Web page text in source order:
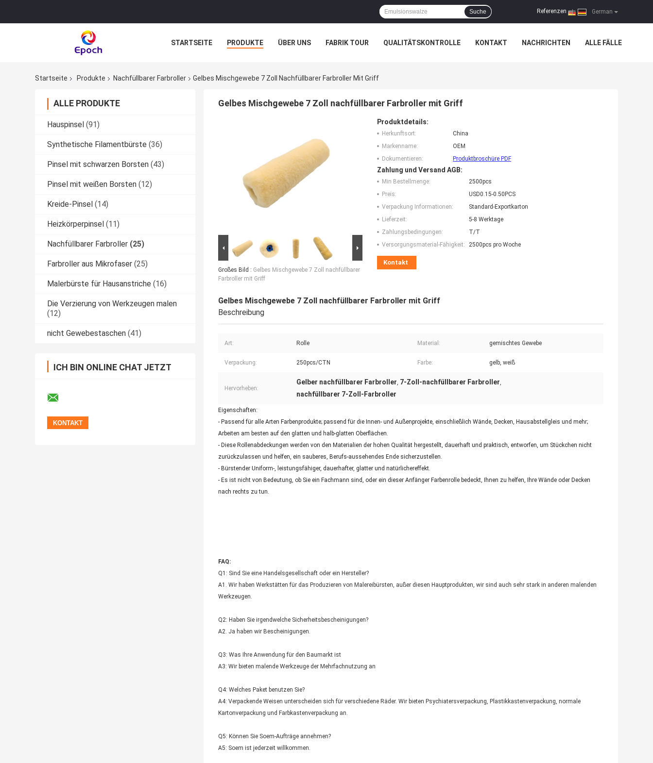
German
Referenzen |
Suche
STARTSEITE PRODUKTE ÜBER UNS FABRIK TOUR QUALITÄTSKONTROLLE KONTAKT NACHRICHTEN ALLE FÄLLE
Startseite Produkte Nachfüllbarer Farbroller Gelbes Mischgewebe 7 Zoll Nachfüllbarer Farbroller Mit Griff
ALLE PRODUKTE
Hauspinsel (91)
Synthetische Filamentbürste (36)
Pinsel mit schwarzen Borsten (43)
Pinsel mit weißen Borsten (12)
Kreide-Pinsel (14)
Heizkörperpinsel (11)
Nachfüllbarer Farbroller (25)
Farbroller aus Mikrofaser (25)
Malerbürste für Hausanstriche (16)
Die Verzierung von Werkzeugen malen
(12)
nicht Gewebestaschen (41)
ICH BIN ONLINE CHAT JETZT
Gelbes Mischgewebe 7 Zoll nachfüllbarer Farbroller mit Griff
Großes Bild : Gelbes Mischgewebe 7 Zoll nachfüllbarer
Farbroller mit Griff
Produktdetails:
Herkunftsort:
China
Markenname:
OEM
Dokumentieren:
Produktbroschüre PDF
Zahlung und Versand AGB:
Min Bestellmenge:
2500pcs
Preis:
USD0.15-0.50PCS
Verpackung Informationen:
Standard-Exportkarton
Lieferzeit:
5-8 Werktage
Zahlungsbedingungen:
T/T
Versorgungsmaterial-Fähigkeit:
2500pcs pro Woche
Kontakt
Gelbes Mischgewebe 7 Zoll nachfüllbarer Farbroller mit Griff
Beschreibung
Art: Rolle Material: gemischtes Gewebe
Verpackung: 250pcs/CTN Farbe: gelb, weiß
Hervorheben:
Gelber nachfüllbarer Farbroller, 7-Zoll-nachfüllbarer Farbroller,
nachfüllbarer 7-Zoll-Farbroller
Eigenschaften:
- Passend für alle Arten Farbenprodukte; passend für die Innen- und Außenprojekte, einschließlich Wände, Decken, Hausabstellgleis und mehr;
Arbeiten am besten auf den glatten und halb-glatten Oberflächen.
- Diese Rollenabdeckungen werden von den Materialien der hohen Qualität hergestellt, dauerhaft und praktisch, entworfen, um Stückchen nicht
zurückzulassen und helfen, ein sauberes, Berufs-aussehendes Ende sicherzustellen.
- Bürstender Uniform-, leistungsfähiger, dauerhafter, glatter und natürlichereffekt.
- Es ist nicht von Bedeutung, ob Sie ein Fachmann sind, oder ein dieser Anfänger Farbenrolle bedeckt, Ihnen zu helfen, Ihre Wände oder Decken
nach rechts zu tun.
FAQ:
Q1: Sind Sie eine Handelsgesellschaft oder ein Hersteller?
A1. Wir haben Werkstätten für das Produzieren von Malereibürsten, außer diesen Hauptprodukten, wir sind auch sehr stark in anderen malenden
Werkzeugen.
Q2: Haben Sie irgendwelche Sicherheitsbescheinigungen?
A2. Ja haben wir Bescheinigungen.
Q3: Was Ihre Anwendung für den Baumarkt ist
A3: Wir bieten malende Werkzeuge der Mehrfachnutzung an
Q4: Welches Paket benutzen Sie?
A4: Verpackende Weisen unterscheiden sich für verschiedene Räder. Wir bieten Psychiatersverpackung, Plastikkastenverpackung, normale
Kartonverpackung und Farbkastenverpackung an.
Q5: Können Sie Soem-Aufträge annehmen?
A5: Soem ist jederzeit willkommen.